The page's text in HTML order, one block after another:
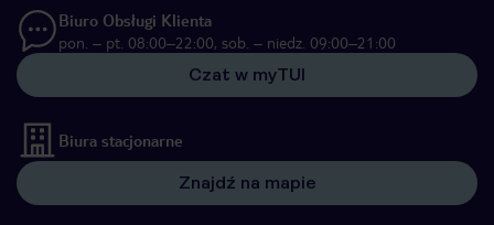
Biuro Obsługi Klienta
pon. – pt. 08:00–22:00, sob. – niedz. 09:00–21:00
Czat w myTUI
Biura stacjonarne
Znajdź na mapie